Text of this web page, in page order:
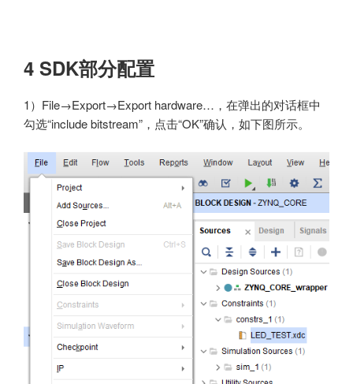
4 SDK部分配置
1）File→Export→Export hardware…，在弹出的对话框中
勾选“include bitstream”，点击“OK”确认，如下图所示。